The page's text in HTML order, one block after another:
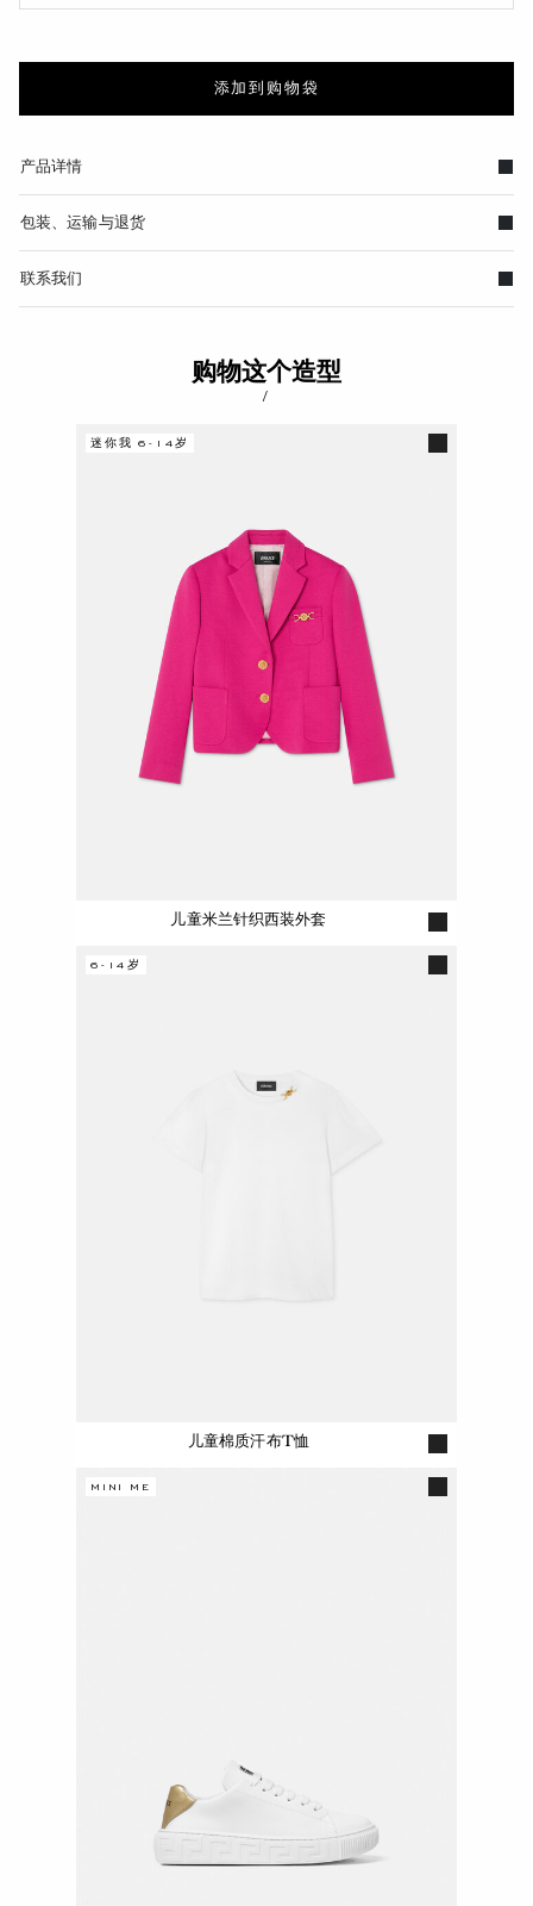
添加到购物袋
产品详情
包装、运输与退货
联系我们
购物这个造型
/
儿童米兰针织西装外套
迷你我 6-14岁
儿童棉质汗布T恤
6-14岁
MINI ME